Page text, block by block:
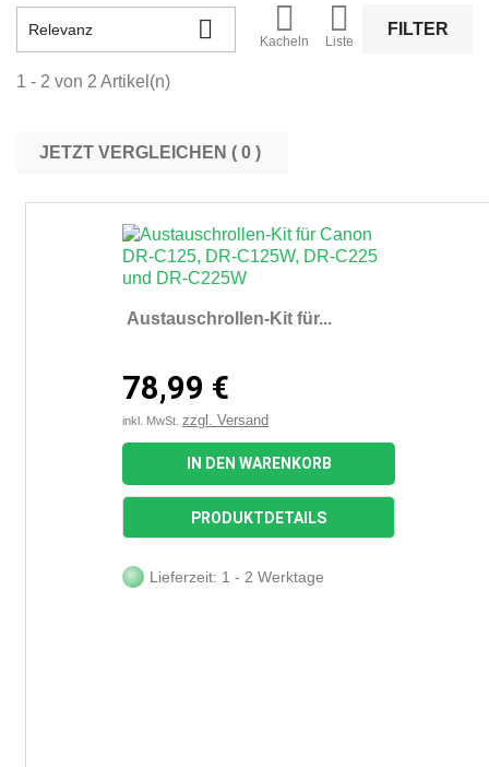
Relevanz  
Kacheln

Liste
FILTER
1 - 2 von 2 Artikel(n)
JETZT VERGLEICHEN ( 0
Austauschrollen-Kit für...
78,99 €
inkl. MwSt. zzgl. Versand
IN DEN WARENKORB
PRODUKTDETAILS
Lieferzeit: 1 - 2 Werktage